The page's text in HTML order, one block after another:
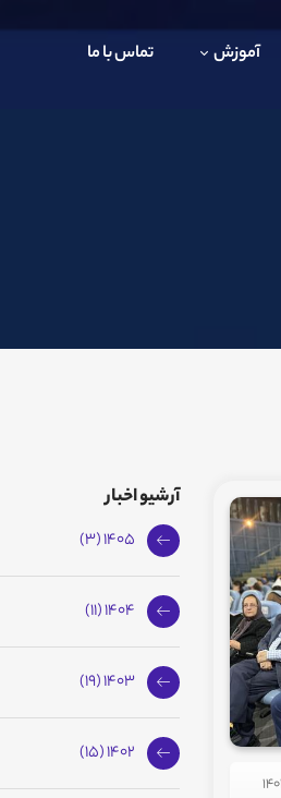
آموزش تماس با ما
آرشیو اخبار
1405 (3)
1404 (11)
1403 (19)
1402 (15)